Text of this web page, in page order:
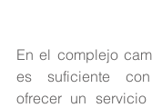
En el complejo
es suficiente
ofrecer un